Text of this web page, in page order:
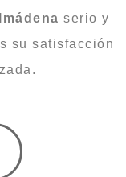
serio y
su satisfacción